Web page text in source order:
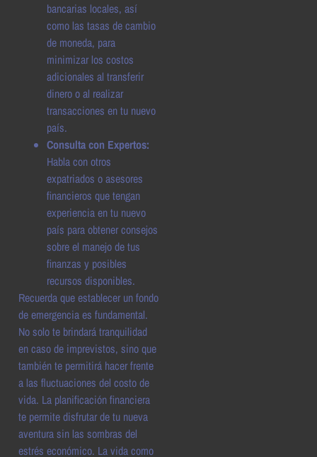
bancarias locales, así
como las tasas de cambio
de moneda, para
minimizar los costos
adicionales al transferir
dinero o al realizar
transacciones en tu nuevo
país.
Consulta con Expertos:
Habla con otros
expatriados o asesores
financieros que tengan
experiencia en tu nuevo
país para obtener consejos
sobre el manejo de tus
finanzas y posibles
recursos disponibles.
Recuerda que establecer un fondo
de emergencia es fundamental.
No solo te brindará tranquilidad
en caso de imprevistos, sino que
también te permitirá hacer frente
a las fluctuaciones del costo de
vida. La planificación financiera
te permite disfrutar de tu nueva
aventura sin las sombras del
estrés económico. La vida como